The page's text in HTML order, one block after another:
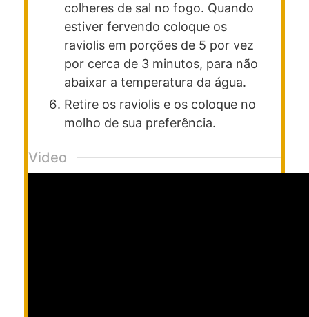
colheres de sal no fogo. Quando
estiver fervendo coloque os
raviolis em porções de 5 por vez
por cerca de 3 minutos, para não
abaixar a temperatura da água.
Retire os raviolis e os coloque no
molho de sua preferência.
Video